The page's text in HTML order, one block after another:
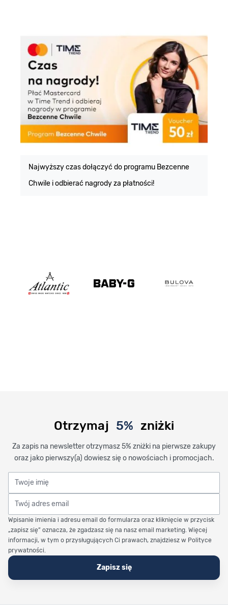
Najwyższy czas dołączyć do programu Bezcenne
Chwile i odbierać nagrody za płatności!
Otrzymaj 5% zniżki
Za zapis na newsletter otrzymasz 5% zniżki na pierwsze zakupy
oraz jako pierwszy(a) dowiesz się o nowościach i promocjach.
Twoje imię
Twój adres email
Wpisanie imienia i adresu email do formularza oraz kliknięcie w przycisk
„zapisz się” oznacza, że zgadzasz się na nasz email marketing. Więcej
informacji, w tym o przysługujących Ci prawach, znajdziesz w Polityce
prywatności.
Zapisz się